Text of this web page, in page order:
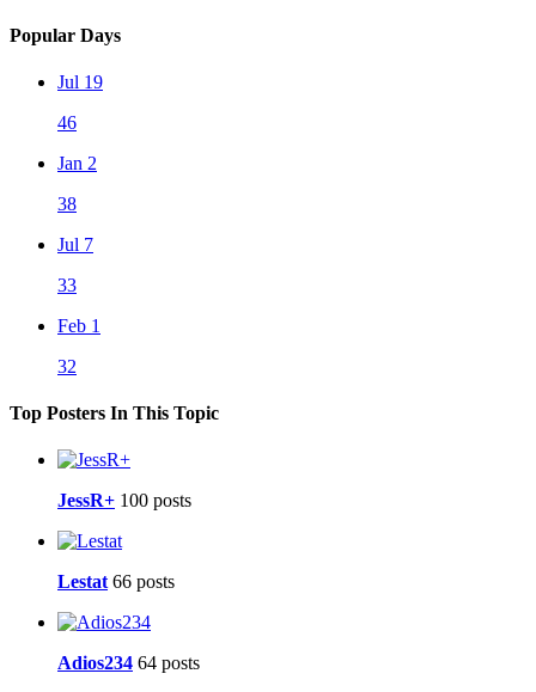
Popular Days
Jul 19
46
Jan 2
38
Jul 7
33
Feb 1
32
Top Posters In This Topic
JessR+ 100 posts
Lestat 66 posts
Adios234 64 posts